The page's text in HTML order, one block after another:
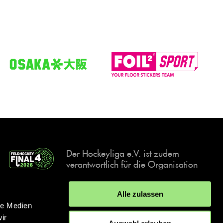
Medien
Alle zulassen
Der Hockeyliga e.V. ist zudem
verantwortlich für die Organisation
Events, der deutschen Hockey-
Meisterschaften.